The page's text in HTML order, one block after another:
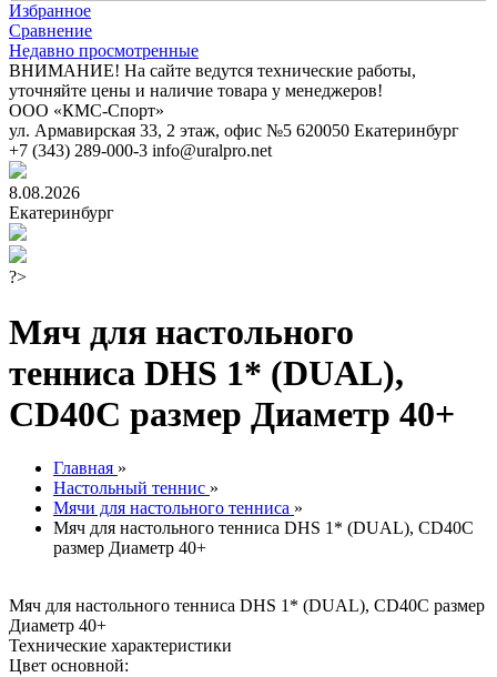
Избранное
Сравнение
Недавно просмотренные
ВНИМАНИЕ! На сайте ведутся технические работы,
уточняйте цены и наличие товара у менеджеров!
ООО «КМС-Спорт»
ул. Армавирская 33, 2 этаж, офис №5 620050 Екатеринбург
+7 (343) 289-000-3 info@uralpro.net
8.08.2026
Екатеринбург
?>
Мяч для настольного
тенниса DHS 1* (DUAL),
CD40C размер Диаметр 40+
Главная »
Настольный теннис »
Мячи для настольного тенниса »
Мяч для настольного тенниса DHS 1* (DUAL), CD40C
размер Диаметр 40+
Мяч для настольного тенниса DHS 1* (DUAL), CD40C размер
Диаметр 40+
Технические характеристики
Цвет основной: